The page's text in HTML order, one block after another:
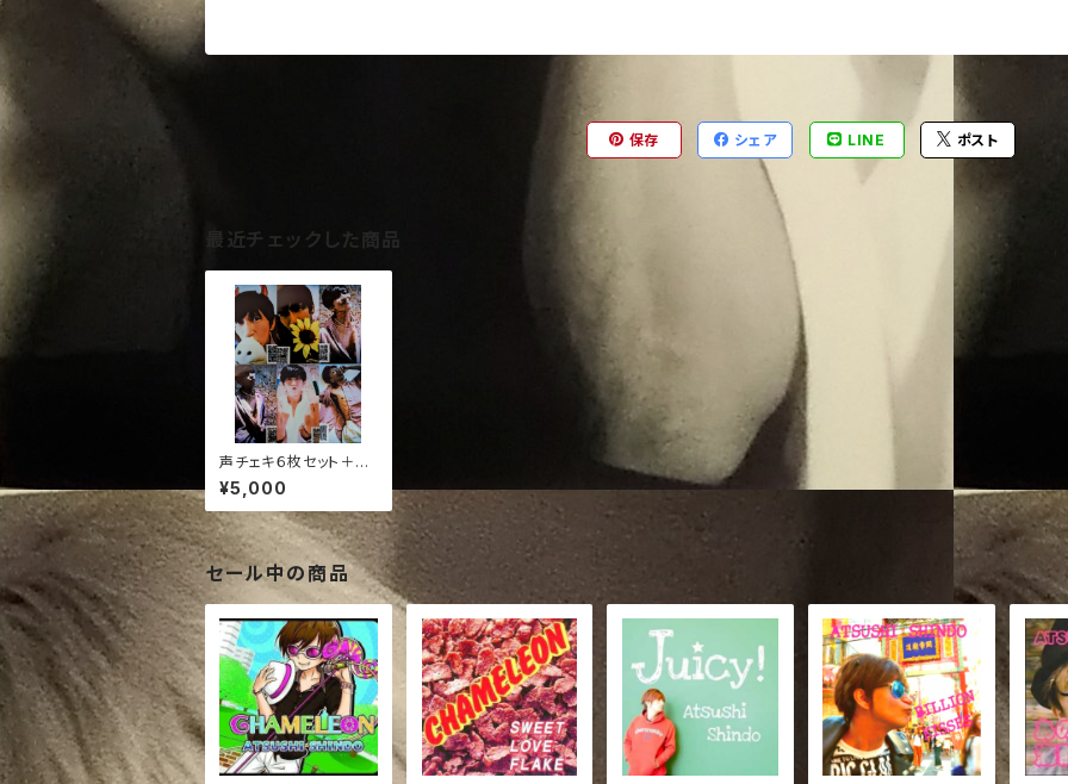
保存 シェア LINE ポスト
最近チェックした商品
声チェキ６枚セット＋ワ
ン
¥5,000
セール中の商品